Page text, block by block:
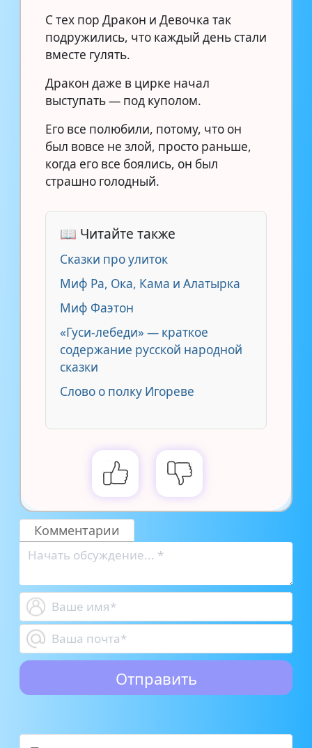
С тех пор Дракон и Девочка так
подружились, что каждый день стали
вместе гулять.
Дракон даже в цирке начал
выступать — под куполом.
Его все полюбили, потому, что он
был вовсе не злой, просто раньше,
когда его все боялись, он был
страшно голодный.
📖 Читайте также
Сказки про улиток
Миф Ра, Ока, Кама и Алатырка
Миф Фаэтон
«Гуси-лебеди» — краткое
содержание русской народной
сказки
Слово о полку Игореве
Комментарии